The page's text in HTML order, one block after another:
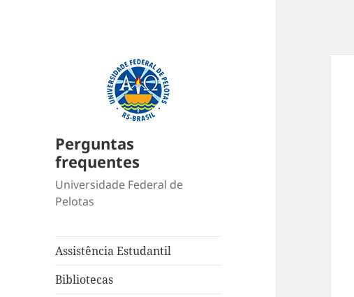
Perguntas
frequentes
Universidade Federal de
Pelotas
Assistência Estudantil
Bibliotecas